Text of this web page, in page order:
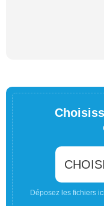
Déposez les fichiers